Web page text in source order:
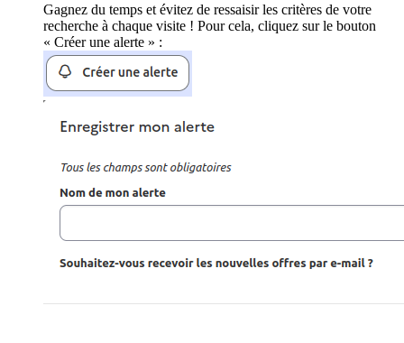
Gagnez du temps et évitez de ressaisir les critères de votre
recherche à chaque visite ! Pour cela, cliquez sur le bouton
« Créer une alerte » :